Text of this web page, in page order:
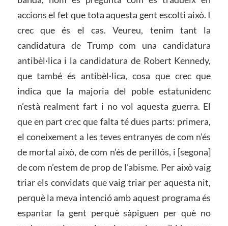
accions el fet que tota aquesta gent escolti això. I
crec que és el cas. Veureu, tenim tant la
candidatura de Trump com una candidatura
antibèl·lica i la candidatura de Robert Kennedy,
que també és antibèl·lica, cosa que crec que
indica que la majoria del poble estatunidenc
n’està realment fart i no vol aquesta guerra. El
que en part crec que falta té dues parts: primera,
el coneixement a les teves entranyes de com n’és
de mortal això, de com n’és de perillós, i [segona]
de com n’estem de prop de l’abisme. Per això vaig
triar els convidats que vaig triar per aquesta nit,
perquè la meva intenció amb aquest programa és
espantar la gent perquè sàpiguen per què no